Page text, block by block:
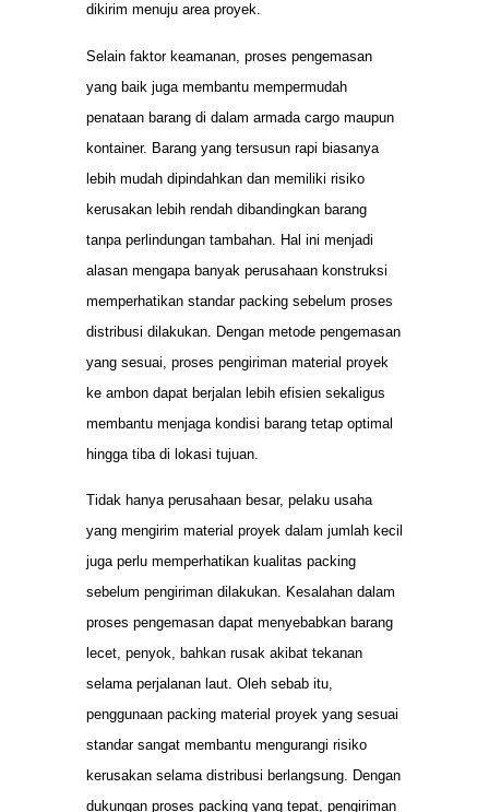
dikirim menuju area proyek.
Selain faktor keamanan, proses pengemasan
yang baik juga membantu mempermudah
penataan barang di dalam armada cargo maupun
kontainer. Barang yang tersusun rapi biasanya
lebih mudah dipindahkan dan memiliki risiko
kerusakan lebih rendah dibandingkan barang
tanpa perlindungan tambahan. Hal ini menjadi
alasan mengapa banyak perusahaan konstruksi
memperhatikan standar packing sebelum proses
distribusi dilakukan. Dengan metode pengemasan
yang sesuai, proses pengiriman material proyek
ke ambon dapat berjalan lebih efisien sekaligus
membantu menjaga kondisi barang tetap optimal
hingga tiba di lokasi tujuan.
Tidak hanya perusahaan besar, pelaku usaha
yang mengirim material proyek dalam jumlah kecil
juga perlu memperhatikan kualitas packing
sebelum pengiriman dilakukan. Kesalahan dalam
proses pengemasan dapat menyebabkan barang
lecet, penyok, bahkan rusak akibat tekanan
selama perjalanan laut. Oleh sebab itu,
penggunaan packing material proyek yang sesuai
standar sangat membantu mengurangi risiko
kerusakan selama distribusi berlangsung. Dengan
dukungan proses packing yang tepat, pengiriman